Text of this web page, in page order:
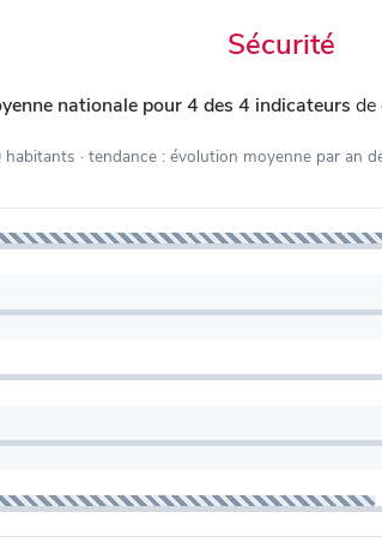
Sécurité
nationale pour 4 des 4 indicateurs de
habitants · tendance : évolution moyenne par an